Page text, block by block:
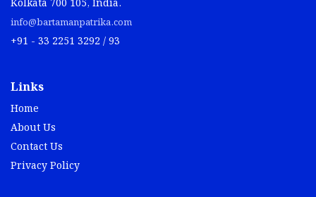
Kolkata 700 105, India.
info@bartamanpatrika.com
+91 - 33 2251 3292 / 93
Links
Home
About Us
Contact Us
Privacy Policy